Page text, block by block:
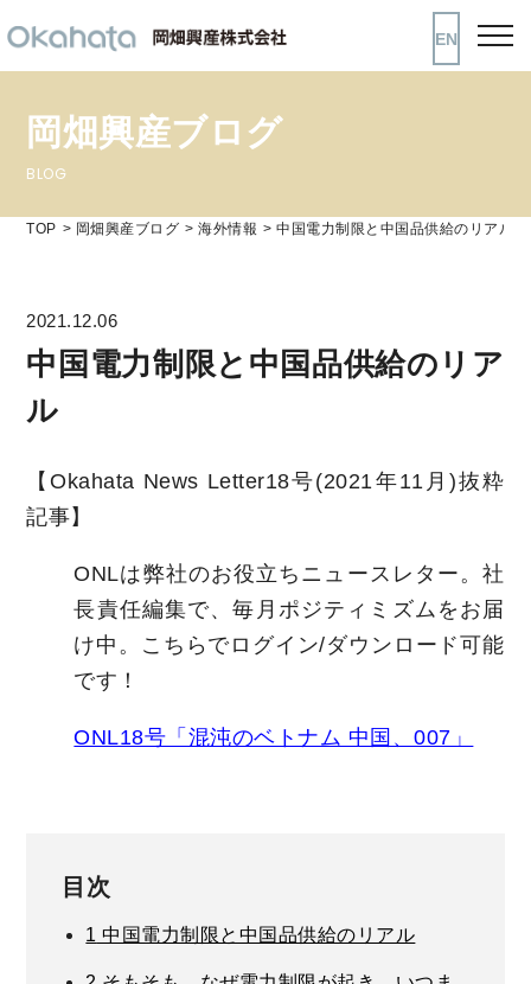
EN
岡畑興産ブログ
BLOG
TOP 岡畑興産ブログ 海外情報 中国電力制限と中国品供給のリアル
2021.12.06
中国電力制限と中国品供給のリア
ル
【Okahata News Letter18号(2021年11月)抜粋
記事】
ONLは弊社のお役立ちニュースレター。社
長責任編集で、毎月ポジティミズムをお届
け中。こちらでログイン/ダウンロード可能
です！
ONL18号「混沌のベトナム 中国、007」
目次
1 中国電力制限と中国品供給のリアル